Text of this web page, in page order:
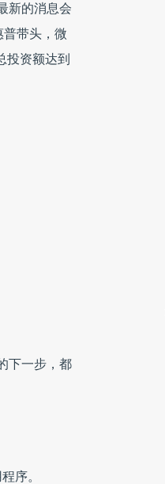
新的消息会
普带头，微
投资额达到
下一步，都
序。